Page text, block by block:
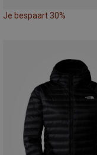
Je bespaart 30%